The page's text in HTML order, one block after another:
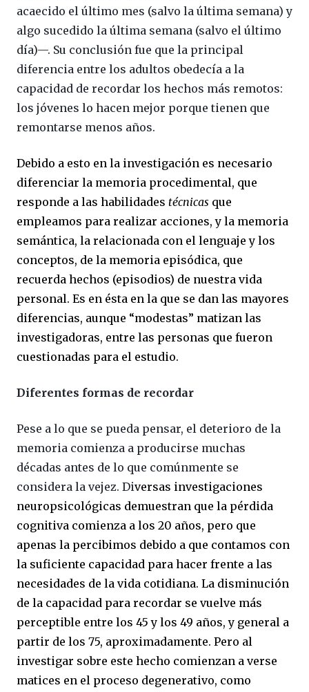
acaecido el último mes (salvo la última semana) y
algo sucedido la última semana (salvo el último
día)—. Su conclusión fue que la principal
diferencia entre los adultos obedecía a la
capacidad de recordar los hechos más remotos:
los jóvenes lo hacen mejor porque tienen que
remontarse menos años.
Debido a esto en la investigación es necesario
diferenciar la memoria procedimental, que
responde a las habilidades técnicas que
empleamos para realizar acciones, y la memoria
semántica, la relacionada con el lenguaje y los
conceptos, de la memoria episódica, que
recuerda hechos (episodios) de nuestra vida
personal. Es en ésta en la que se dan las mayores
diferencias, aunque “modestas” matizan las
investigadoras, entre las personas que fueron
cuestionadas para el estudio.
Diferentes formas de recordar
Pese a lo que se pueda pensar, el deterioro de la
memoria comienza a producirse muchas
décadas antes de lo que comúnmente se
considera la vejez. Diversas investigaciones
neuropsicológicas demuestran que la pérdida
cognitiva comienza a los 20 años, pero que
apenas la percibimos debido a que contamos con
la suficiente capacidad para hacer frente a las
necesidades de la vida cotidiana. La disminución
de la capacidad para recordar se vuelve más
perceptible entre los 45 y los 49 años, y general a
partir de los 75, aproximadamente. Pero al
investigar sobre este hecho comienzan a verse
matices en el proceso degenerativo, como